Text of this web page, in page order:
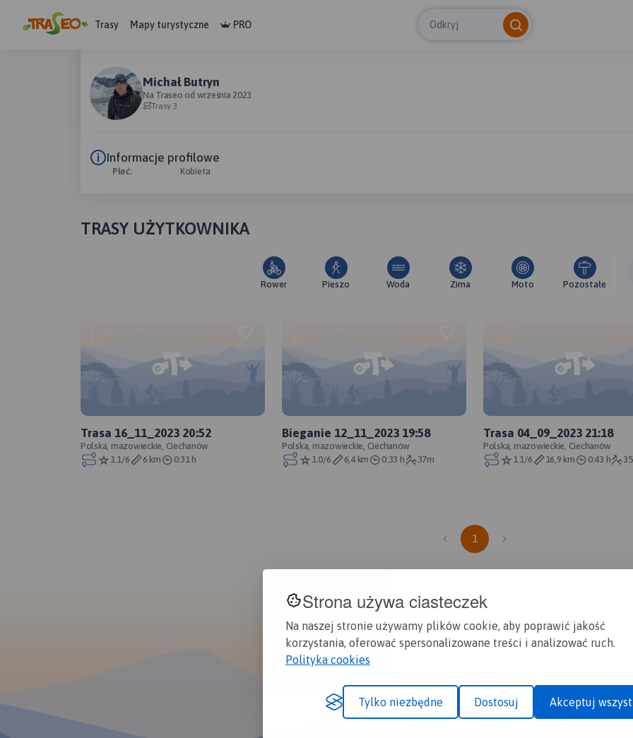
Strona używa ciasteczek
Na naszej stronie używamy plików cookie, aby poprawić jakość
korzystania, oferować spersonalizowane treści i analizować ruch.
Polityka cookies
Tylko niezbędne Dostosuj Akceptuj
Trasy Mapy turystyczne PRO Odkryj
Michał Butryn
Na Traseo od września 2023
Trasy 3
Informacje profilowe
Płeć: Kobieta
TRASY UŻYTKOWNIKA
Rower Pieszo Woda Zima Moto Pozostałe
Trasa 16_11_2023 20:52
Polska, mazowieckie, Ciechanów
1.1/6
6 km 0:31 h
Bieganie 12_11_2023 19:58
Polska, mazowieckie, Ciechanów
1.0/6
6,4 km 0:33 h 37m
Trasa 04_09_2023 21:18
Polska, mazowieckie, Ciechanów
1.1/6
16,9 km 0:43 h
1